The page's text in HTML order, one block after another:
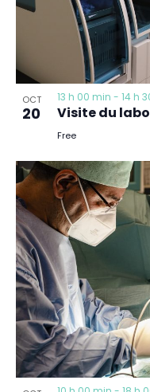
OCT
20
13 h 00 min - 14 h
Visite du
Free